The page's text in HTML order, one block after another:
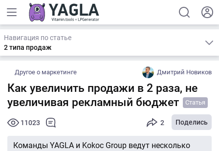
Навигация по статье
2 типа продаж
Другое о маркетинге Дмитрий Новиков
Как увеличить продажи в 2 раза, не
увеличивая рекламный бюджет
Статья
11023 2 Поделись
Команды YAGLA и Kokoc Group ведут несколько